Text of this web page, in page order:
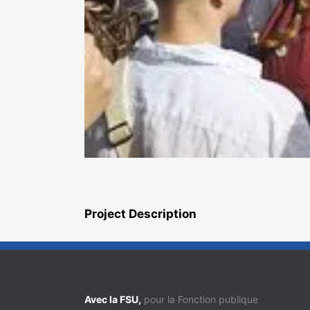
Project Description
Avec la FSU, pour la Fonction publique